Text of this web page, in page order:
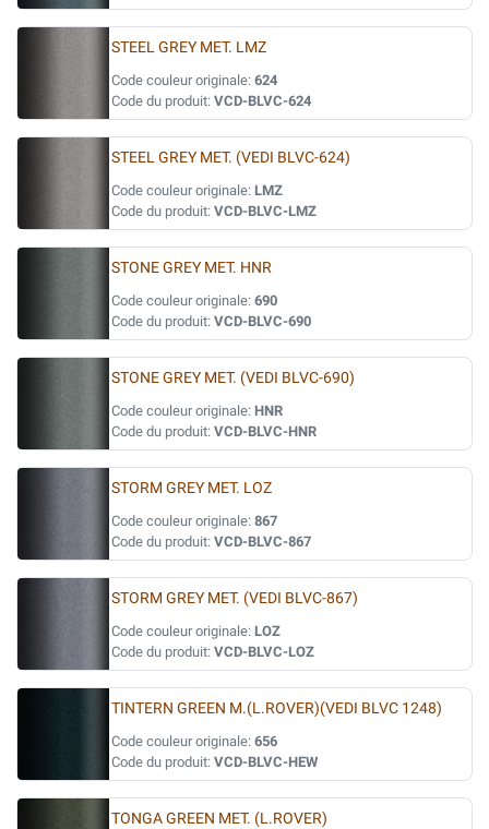
STEEL GREY MET. LMZ
Code couleur originale: 624
Code du produit: VCD-BLVC-624
STEEL GREY MET. (VEDI BLVC-624)
Code couleur originale: LMZ
Code du produit: VCD-BLVC-LMZ
STONE GREY MET. HNR
Code couleur originale: 690
Code du produit: VCD-BLVC-690
STONE GREY MET. (VEDI BLVC-690)
Code couleur originale: HNR
Code du produit: VCD-BLVC-HNR
STORM GREY MET. LOZ
Code couleur originale: 867
Code du produit: VCD-BLVC-867
STORM GREY MET. (VEDI BLVC-867)
Code couleur originale: LOZ
Code du produit: VCD-BLVC-LOZ
TINTERN GREEN M.(L.ROVER)(VEDI BLVC 1248)
Code couleur originale: 656
Code du produit: VCD-BLVC-HEW
TONGA GREEN MET. (L.ROVER)